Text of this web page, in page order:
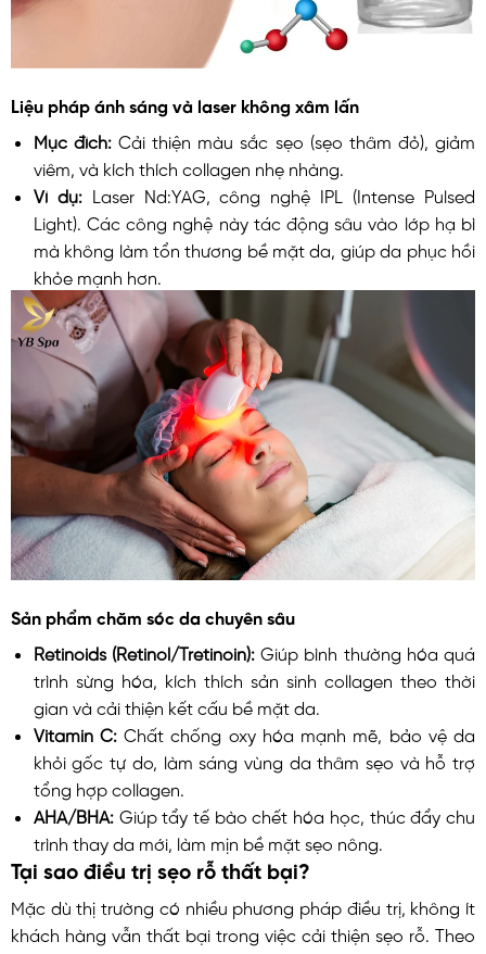
Liệu pháp ánh sáng và laser không xâm lấn
Mục đích:Cải thiện màu sắc sẹo (sẹo thâm đỏ), giảm
viêm, và kích thích collagen nhẹ nhàng.
Ví dụ: Laser Nd:YAG, công nghệ IPL (Intense Pulsed
Light). Các công nghệ này tác động sâu vào lớp hạ bì
mà không làm tổn thương bề mặt da, giúp da phục hồi
khỏe mạnh hơn.
Sản phẩm chăm sóc da chuyên sâu
Retinoids (Retinol/Tretinoin):Giúp bình thường hóa quá
trình sừng hóa, kích thích sản sinh collagen theo thời
gian và cải thiện kết cấu bề mặt da.
Vitamin C:Chất chống oxy hóa mạnh mẽ, bảo vệ da
khỏi gốc tự do, làm sáng vùng da thâm sẹo và hỗ trợ
tổng hợp collagen.
AHA/BHA: Giúp tẩy tế bào chết hóa học, thúc đẩy chu
trình thay da mới, làm mịn bề mặt sẹo nông.
Tại sao điều trị sẹo rỗ thất bại?
Mặc dù thị trường có nhiều phương pháp điều trị, không ít
khách hàng vẫn thất bại trong việc cải thiện sẹo rỗ. Theo